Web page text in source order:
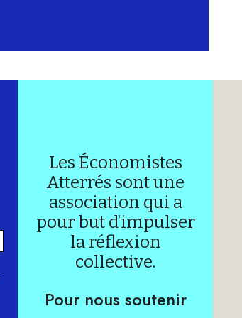
Les Économistes
Atterrés sont une
association qui a
pour but d’impulser
la réflexion
collective.
Pour nous soutenir